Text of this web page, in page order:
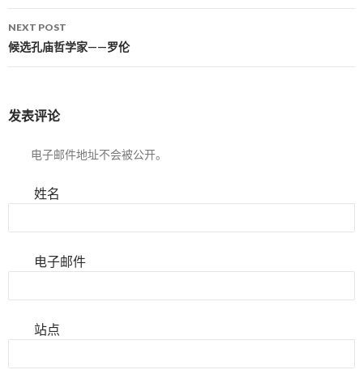
NEXT POST
候选孔庙哲学家——罗伦
发表评论
电子邮件地址不会被公开。
姓名
电子邮件
站点